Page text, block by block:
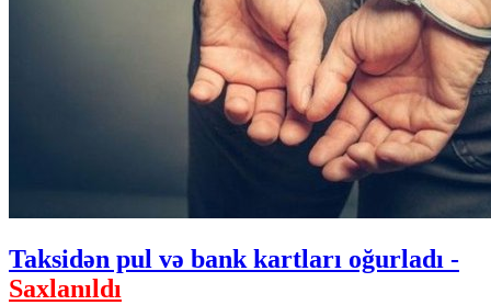
Taksidən pul və bank kartları oğurladı -
Saxlanıldı